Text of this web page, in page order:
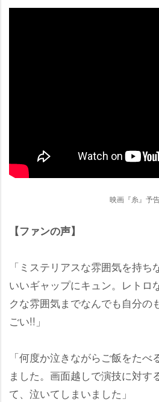
映画『糸』予
【ファンの声】
「ミステリアスな雰囲気を持
いいギャップにキュン。レトロ
クな雰囲気までなんでも自分の
ごい!!」
「何度か泣きながらご飯をた
ました。画面越しで演技に対す
て、泣いてしまいました」